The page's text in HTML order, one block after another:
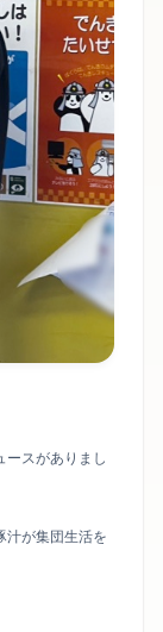
ースがありまし
汁が集団生活を